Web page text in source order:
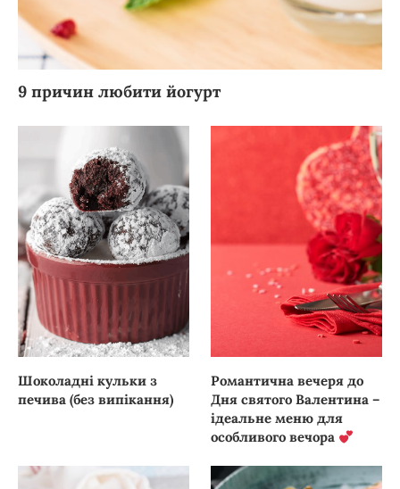
9 причин любити йогурт
Шоколадні кульки з
печива (без випікання)
Романтична вечеря до
Дня святого Валентина –
ідеальне меню для
особливого вечора